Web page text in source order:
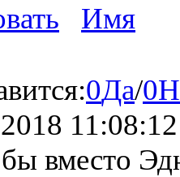
Имя
0Да/0
11:08:12
вместо